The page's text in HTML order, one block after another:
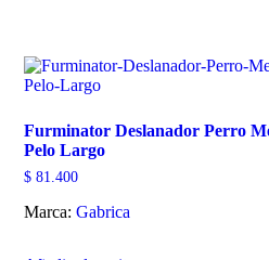
Furminator Deslanador Perro
Pelo Largo
$81.400
Marca: Gabrica